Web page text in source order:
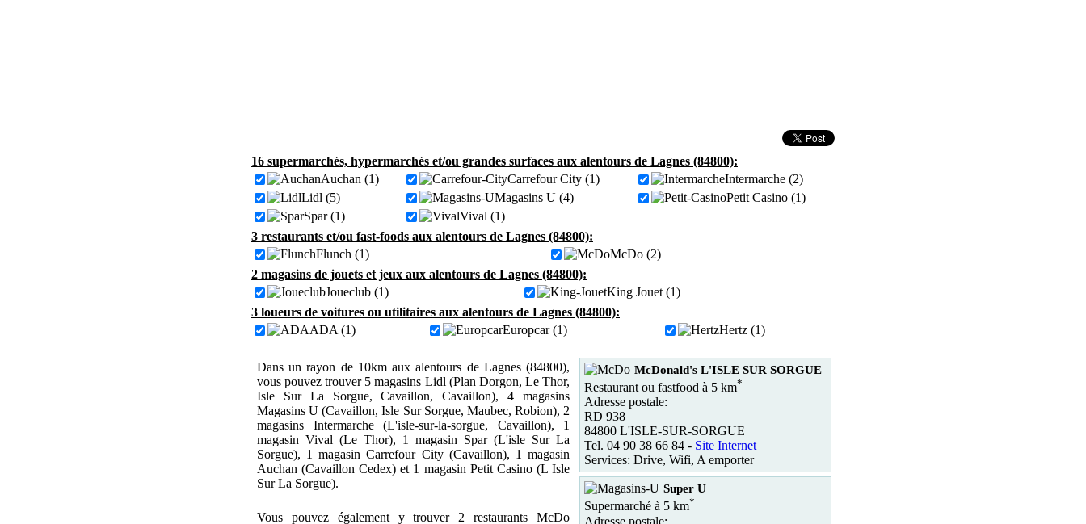
16 supermarchés, hypermarchés et/ou grandes surfaces aux alentours de Lagnes (84800):
Auchan (1)
Carrefour City (1)
Intermarche (2)
Lidl (5)
Magasins U (4)
Petit Casino (1)
Spar (1)
Vival (1)
3 restaurants et/ou fast-foods aux alentours de Lagnes (84800):
Flunch (1)
McDo (2)
2 magasins de jouets et jeux aux alentours de Lagnes (84800):
Joueclub (1)
King Jouet (1)
3 loueurs de voitures ou utilitaires aux alentours de Lagnes (84800):
ADA (1)
Europcar (1) Hertz (1)
Dans un rayon de 10km aux alentours de Lagnes (84800),
vous pouvez trouver 5 magasins Lidl (Plan Dorgon, Le Thor,
Isle Sur La Sorgue, Cavaillon, Cavaillon), 4 magasins
Magasins U (Cavaillon, Isle Sur Sorgue, Maubec, Robion), 2
magasins Intermarche (L'isle-sur-la-sorgue, Cavaillon), 1
magasin Vival (Le Thor), 1 magasin Spar (L'isle Sur La
Sorgue), 1 magasin Carrefour City (Cavaillon), 1 magasin
Auchan (Cavaillon Cedex) et 1 magasin Petit Casino (L Isle
Sur La Sorgue).
Vous pouvez également y trouver 2 restaurants McDo
McDonald's L'ISLE SUR SORGUE
Restaurant ou fastfood à 5 km*
Adresse postale:
RD 938
84800 L'ISLE-SUR-SORGUE
Tel. 04 90 38 66 84 - Site Internet
Services: Drive, Wifi, A emporter
Super U
Supermarché à 5 km*
Adresse postale: